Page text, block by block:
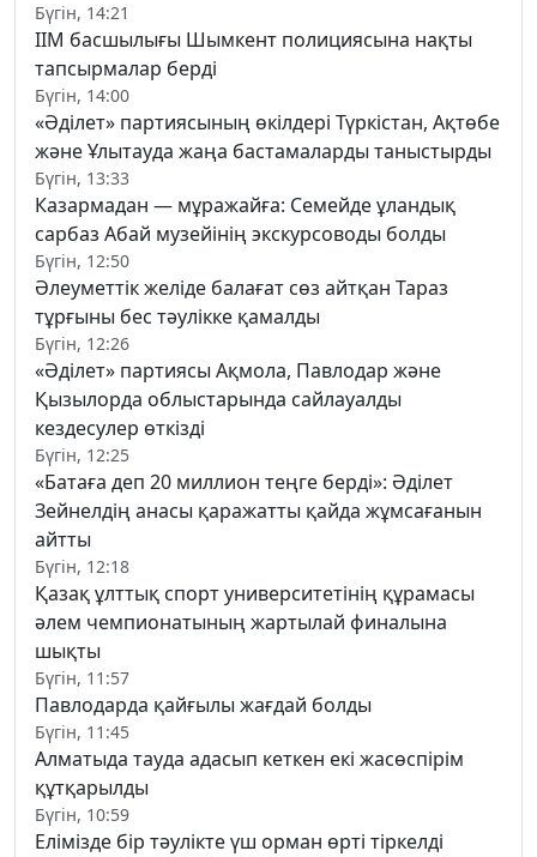
Бүгін, 14:21
ІІМ басшылығы Шымкент полициясына нақты
тапсырмалар берді
Бүгін, 14:00
«Әділет» партиясының өкілдері Түркістан, Ақтөбе
және Ұлытауда жаңа бастамаларды таныстырды
Бүгін, 13:33
Казармадан — мұражайға: Семейде ұландық
сарбаз Абай музейінің экскурсоводы болды
Бүгін, 12:50
Әлеуметтік желіде балағат сөз айтқан Тараз
тұрғыны бес тәулікке қамалды
Бүгін, 12:26
«Әділет» партиясы Ақмола, Павлодар және
Қызылорда облыстарында сайлауалды
кездесулер өткізді
Бүгін, 12:25
«Батаға деп 20 миллион теңге берді»: Әділет
Зейнелдің анасы қаражатты қайда жұмсағанын
айтты
Бүгін, 12:18
Қазақ ұлттық спорт университетінің құрамасы
әлем чемпионатының жартылай финалына
шықты
Бүгін, 11:57
Павлодарда қайғылы жағдай болды
Бүгін, 11:45
Алматыда тауда адасып кеткен екі жасөспірім
құтқарылды
Бүгін, 10:59
Елімізде бір тәулікте үш орман өрті тіркелді